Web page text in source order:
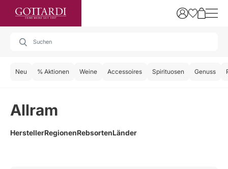
Neu % Aktionen Weine Accessoires Spirituosen Genuss
Allram
HerstellerRegionenRebsortenLänder